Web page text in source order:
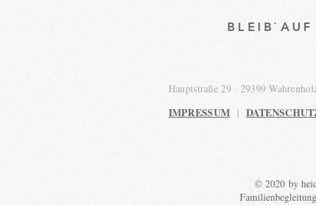
Hauptstraße 29 · 29399
IMPRESSUM |
© 2020 by